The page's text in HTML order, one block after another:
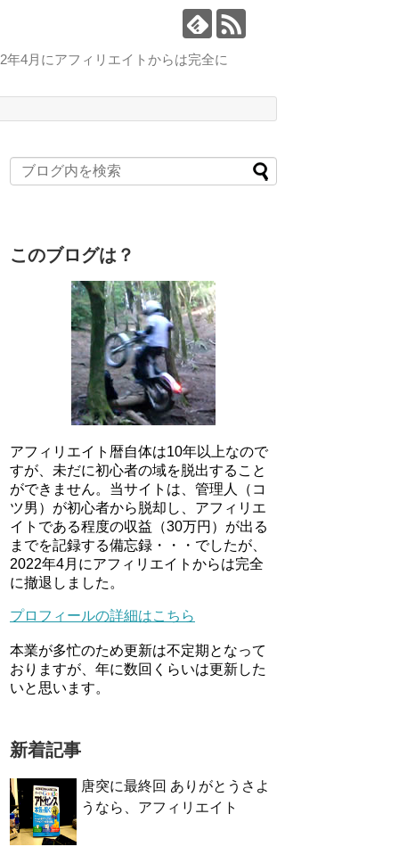
4月にアフィリエイトからは完全に
このブログは？
アフィリエイト暦自体は10年以上なので
すが、未だに初心者の域を脱出すること
ができません。当サイトは、管理人（コ
ツ男）が初心者から脱却し、アフィリエ
イトである程度の収益（30万円）が出る
までを記録する備忘録・・・でしたが、
2022年4月にアフィリエイトからは完全
に撤退しました。
プロフィールの詳細はこちら
本業が多忙のため更新は不定期となって
おりますが、年に数回くらいは更新した
いと思います。
新着記事
唐突に最終回 ありがとうさよ
うなら、アフィリエイト